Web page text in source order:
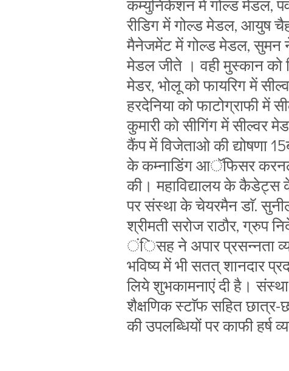
कम्युनिकेशन में गोल्ड मेडल,
रीडिग में गोल्ड मेडल, आयुष
मैनेजमेंट में गोल्ड मेडल, सुमन ने
मेडल जीते । वही मुस्कान को
मेडर, भोलू को फायरिग में
हरदेनिया को फाटोग्राफी में
कुमारी को सीगिंग में सील्वर
कैंप में विजेताओ की द्योषणा
के कम्नाडिंग आॅफिसर
की। महाविद्यालय के कैडेट्स
पर संस्था के चेयरमैन डाॅ.
श्रीमती सरोज राठौर, ग्रुप
ंिसह ने अपार प्रसन्नता
भविष्य में भी सतत् शानदार
लिये शुभकामनाएं दी है।
शैक्षणिक स्टाॅफ सहित
की उपलब्धियों पर काफी हर्ष